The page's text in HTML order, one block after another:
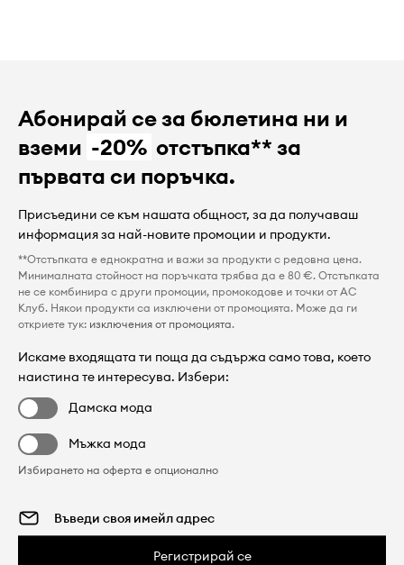
Абонирай се за бюлетина ни и
вземи -20% отстъпка** за
първата си поръчка.
Присъедини се към нашата общност, за да получаваш
информация за най-новите промоции и продукти.
**Отстъпката е еднократна и важи за продукти с редовна цена.
Минималната стойност на поръчката трябва да е 80 €. Отстъпката
не се комбинира с други промоции, промокодове и точки от AC
Клуб. Някои продукти са изключени от промоцията. Може да ги
откриете тук: изключения от промоцията.
Искаме входящата ти поща да съдържа само това, което
наистина те интересува. Избери:
Дамска мода
Мъжка мода
Избирането на оферта е опционално
Регистрирай се